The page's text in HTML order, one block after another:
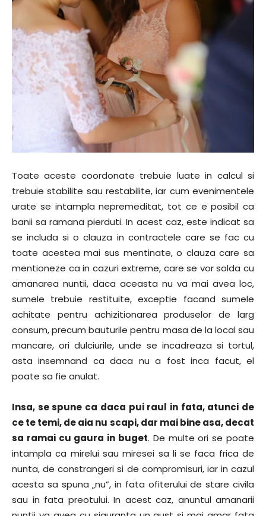
Toate aceste coordonate trebuie luate in calcul si
trebuie stabilite sau restabilite, iar cum evenimentele
urate se intampla nepremeditat, tot ce e posibil ca
banii sa ramana pierduti. In acest caz, este indicat sa
se includa si o clauza in contractele care se fac cu
toate acestea mai sus mentinate, o clauza care sa
mentioneze ca in cazuri extreme, care se vor solda cu
amanarea nuntii, daca aceasta nu va mai avea loc,
sumele trebuie restituite, exceptie facand sumele
achitate pentru achizitionarea produselor de larg
consum, precum bauturile pentru masa de la local sau
mancare, ori dulciurile, unde se incadreaza si tortul,
asta insemnand ca daca nu a fost inca facut, el
poate sa fie anulat.
Insa, se spune ca daca pui raul in fata, atunci de
ce te temi, de aia nu scapi, dar mai bine asa, decat
sa ramai cu gaura in buget. De multe ori se poate
intampla ca mirelui sau miresei sa li se faca frica de
nunta, de constrangeri si de compromisuri, iar in cazul
acesta sa spuna „nu”, in fata ofiterului de stare civila
sau in fata preotului. In acest caz, anuntul amanarii